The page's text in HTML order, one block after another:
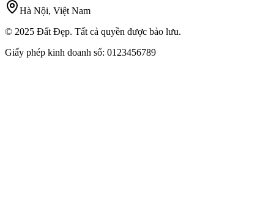
Hà Nội, Việt Nam
© 2025 Đất Đẹp. Tất cả quyền được bảo lưu.
Giấy phép kinh doanh số: 0123456789